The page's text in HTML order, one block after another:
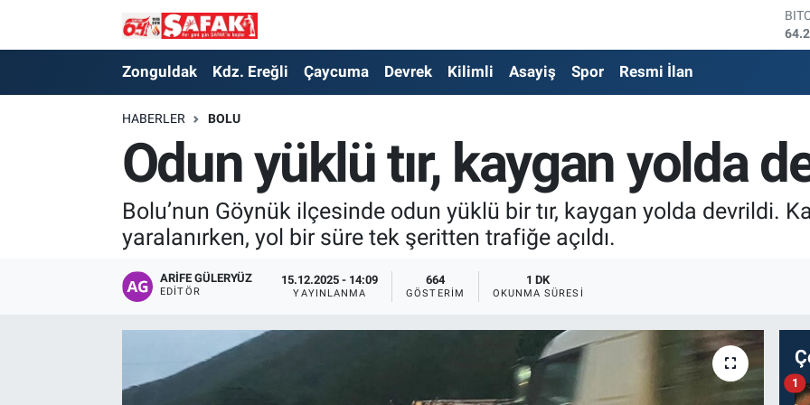
Zonguldak Kdz. Ereğli Çaycuma Devrek Kilimli Asayiş Spor Resmi İlan
HABERLER BOLU
Odun yüklü tır, kaygan yolda
Bolu’nun Göynük ilçesinde odun yüklü bir tır, kaygan yolda devrildi.
yaralanırken, yol bir süre tek şeritten trafiğe açıldı.
ARIFE GÜLERYÜZ
EDITÖR
15.12.2025 - 14:09
YAYINLANMA
664
GÖSTERIM
1 DK
OKUNMA SÜRESI
1
Zonguldak
Kdz. Ereğli
Resmi İlan
Zonguldak Nöbetçi Eczaneler
Zonguldak Hava Durumu
Zonguldak Namaz Vakitleri
Zonguldak Trafik Yoğunluk Haritası
Süper Lig Puan Durumu ve Fikstür
Tüm Manşetler
Haber Arşivi